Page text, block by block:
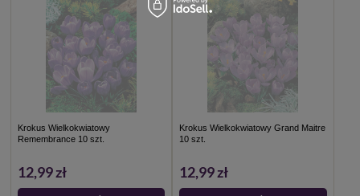
Krokus Wielkokwiatowy
Remembrance 10 szt.
12,99 zł
Krokus Wielkokwiatowy Grand Maitre
10 szt.
12,99 zł